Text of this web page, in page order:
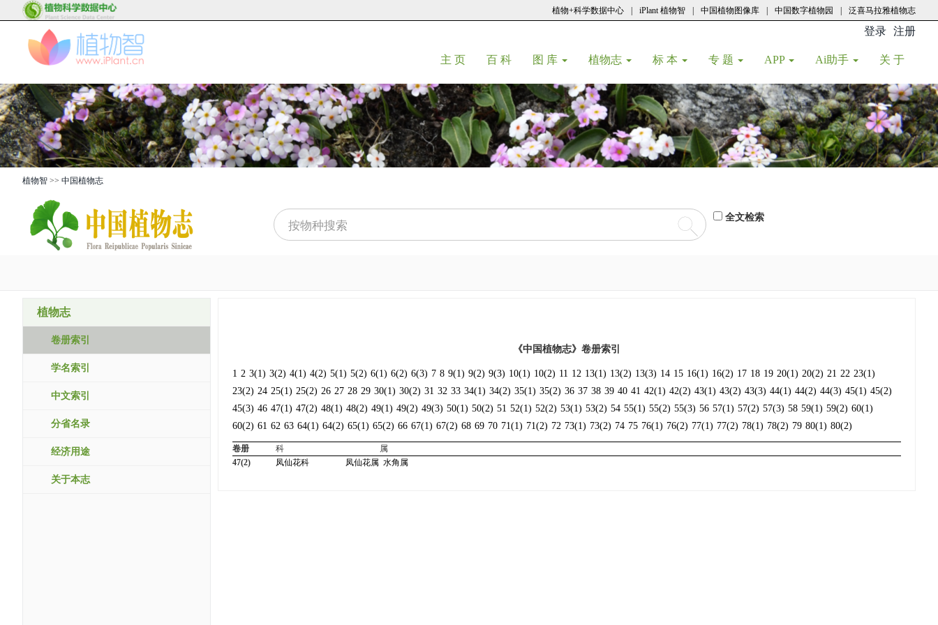
植物+科学数据中心 iPlant 植物智 中国植物图像库 中国数字植物园 泛喜马拉雅植物志
登录 注册
主 页(current)
百 科(current)
图 库 植物志 标 本 专 题 APP Ai助手 关 于
植物智 >> 中国植物志
全文检索
植物志
卷册索引
学名索引
中文索引
分省名录
经济用途
关于本志
《中国植物志》卷册索引
1 2 3(1) 3(2) 4(1) 4(2) 5(1) 5(2) 6(1) 6(2) 6(3) 7 8 9(1) 9(2) 9(3) 10(1) 10(2) 11 12 13(1) 13(2) 13(3) 14 15 16(1) 16(2) 17 18 19 20(1) 20(2) 21 22 23(1)
23(2) 24 25(1) 25(2) 26 27 28 29 30(1) 30(2) 31 32 33 34(1) 34(2) 35(1) 35(2) 36 37 38 39 40 41 42(1) 42(2) 43(1) 43(2) 43(3) 44(1) 44(2) 44(3) 45(1) 45(2)
45(3) 46 47(1) 47(2) 48(1) 48(2) 49(1) 49(2) 49(3) 50(1) 50(2) 51 52(1) 52(2) 53(1) 53(2) 54 55(1) 55(2) 55(3) 56 57(1) 57(2) 57(3) 58 59(1) 59(2) 60(1)
60(2) 61 62 63 64(1) 64(2) 65(1) 65(2) 66 67(1) 67(2) 68 69 70 71(1) 71(2) 72 73(1) 73(2) 74 75 76(1) 76(2) 77(1) 77(2) 78(1) 78(2) 79 80(1) 80(2)
卷册 科
属
47(2)
凤仙花科 凤仙花属 水角属